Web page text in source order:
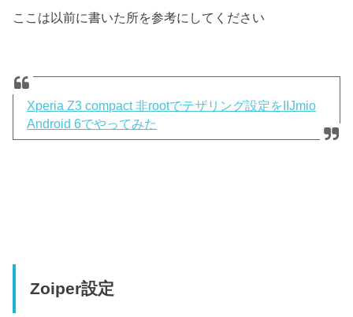
ここは以前に書いた所を参考にしてください
Xperia Z3 compact 非rootでテザリング設定をIIJmio
Android 6でやってみた
Zoiper設定